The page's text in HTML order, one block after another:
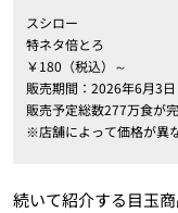
スシロー
特ネタ倍とろ
￥180（税込）～
販売期間：2026年6月3日
販売予定総数277万食が
※店舗によって価格が異
続いて紹介する目玉